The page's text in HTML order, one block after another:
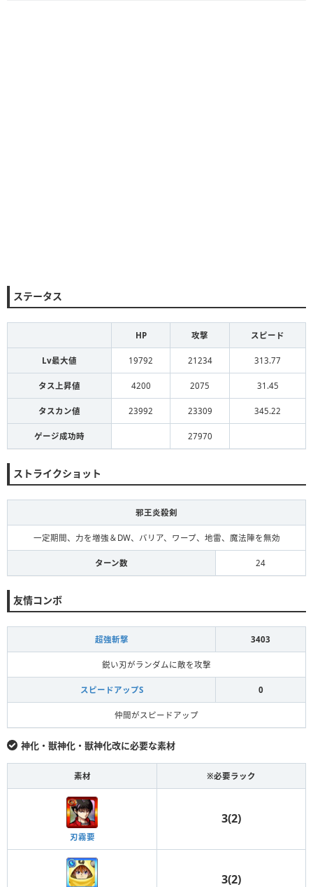
ステータス
HP 攻撃 スピード
Lv最大値 19792 21234 313.77
タス上昇値 4200 2075 31.45
タスカン値 23992 23309 345.22
ゲージ成功時 27970
ストライクショット
邪王炎殺剣
一定期間、力を増強＆DW、バリア、ワープ、地雷、魔法陣を無効
ターン数 24
友情コンボ
超強斬撃 3403
鋭い刃がランダムに敵を攻撃
スピードアップS 0
仲間がスピードアップ
神化・獣神化・獣神化改に必要な素材
素材 ※必要ラック
刃霧要
3(2)
3(2)